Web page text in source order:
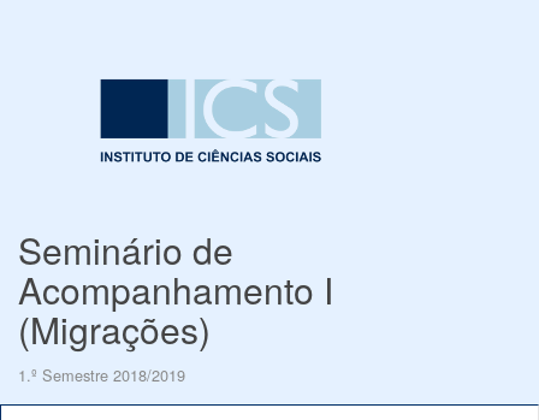
Seminário de
Acompanhamento I
(Migrações)
1.º Semestre 2018/2019